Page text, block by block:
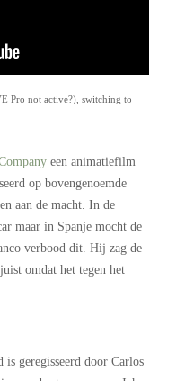
Pro not active?), switching to
een animatiefilm
op bovengenoemde
aan de macht. In de
maar in Spanje mocht de
verbood dit. Hij zag de
omdat het tegen het
geregisseerd door Carlos